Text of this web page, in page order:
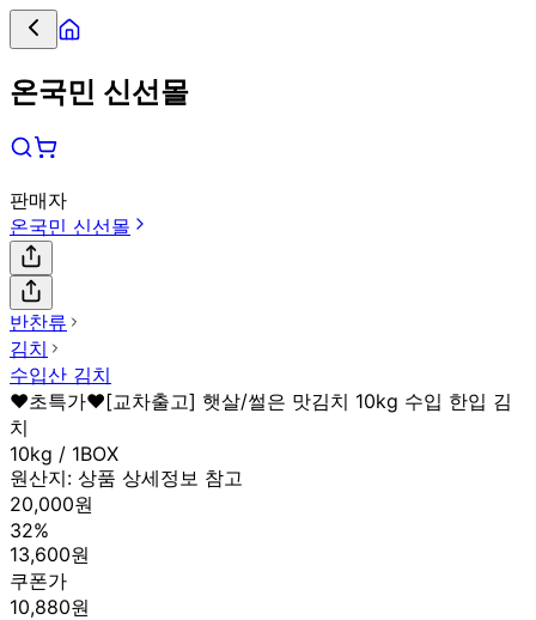
온국민 신선몰
판매자
온국민 신선몰
반찬류
김치
수입산 김치
❤️초특가❤️[교차출고] 햇살/썰은 맛김치 10kg 수입 한입 김
치
10kg / 1BOX
원산지: 상품 상세정보 참고
20,000원
32%
13,600원
쿠폰가
10,880원